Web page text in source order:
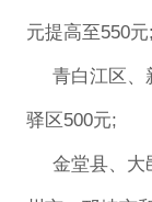
元提高至550元;
青白江区、
驿区500元;
金堂县、大